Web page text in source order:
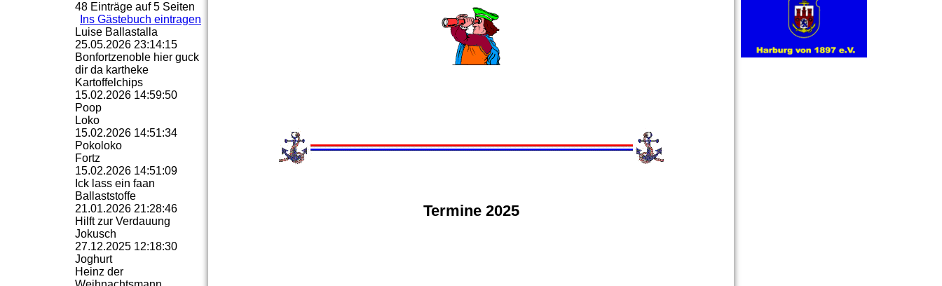
Termine 2025
48 Einträge auf 5 Seiten
Ins Gästebuch eintragen
Luise Ballastalla
25.05.2026 23:14:15
Bonfortzenoble hier guck
dir da kartheke
Kartoffelchips
15.02.2026 14:59:50
Poop
Loko
15.02.2026 14:51:34
Pokoloko
Fortz
15.02.2026 14:51:09
Ick lass ein faan
Ballaststoffe
21.01.2026 21:28:46
Hilft zur Verdauung
Jokusch
27.12.2025 12:18:30
Joghurt
Heinz der